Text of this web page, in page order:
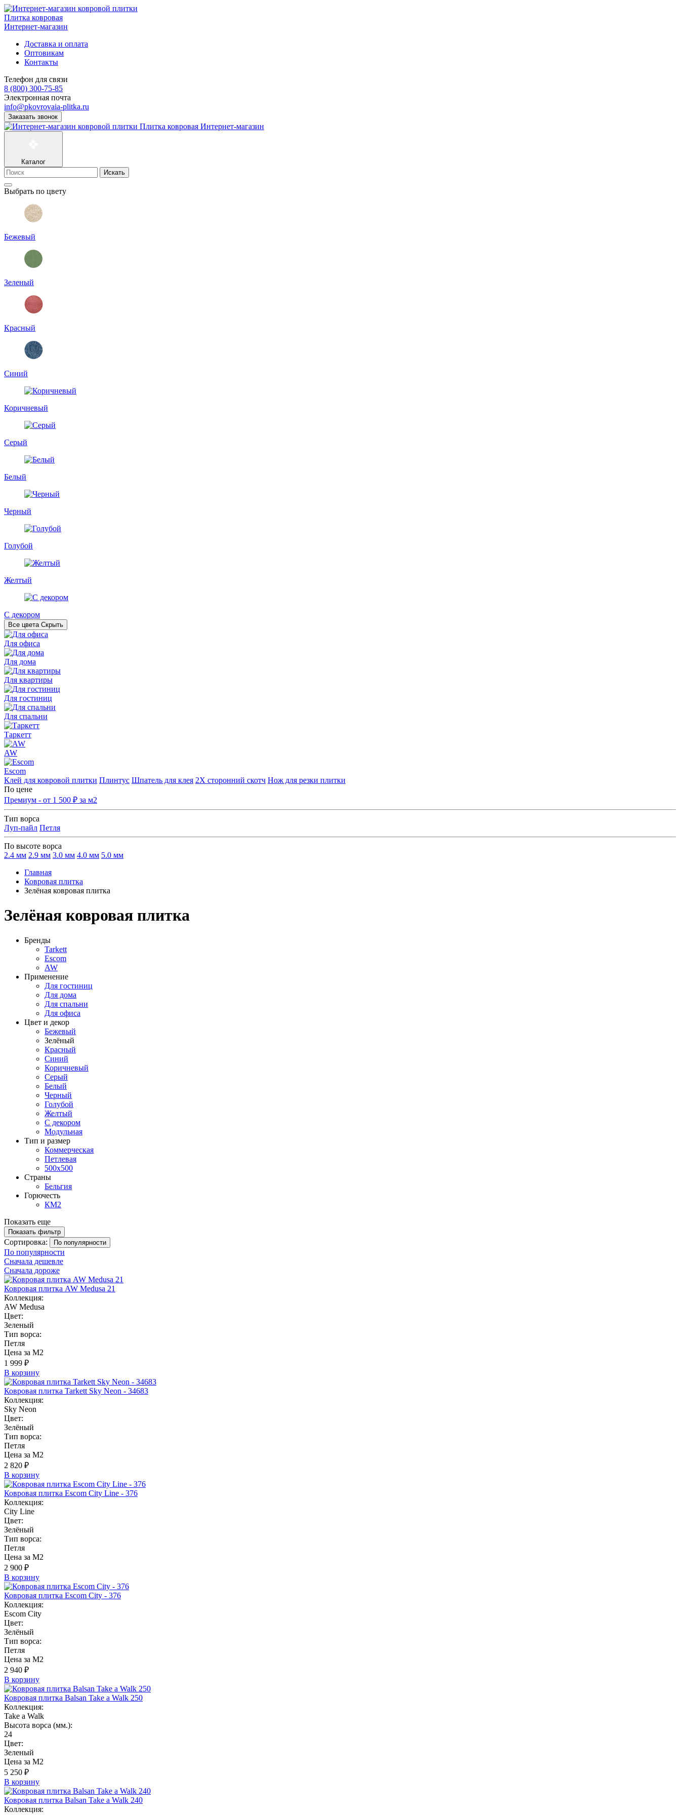
Плитка ковровая
Интернет-магазин
Доставка и оплата
Оптовикам
Контакты
Телефон для связи
8 (800) 300-75-85
Электронная почта
info@pkovrovaia-plitka.ru
Заказать звонок
Плитка ковровая Интернет-магазин
Каталог
Искать
Выбрать по цвету
Бежевый
Зеленый
Красный
Синий
Коричневый
Серый
Белый
Черный
Голубой
Желтый
С декором
Все цвета Скрыть
Для офиса
Для дома
Для квартиры
Для гостиниц
Для спальни
Таркетт
AW
Escom
Клей для ковровой плитки Плинтус Шпатель для клея 2Х сторонний скотч Нож для резки плитки
По цене
Премиум - от 1 500 ₽ за м2
Тип ворса
Луп-пайл Петля
По высоте ворса
2.4 мм 2.9 мм 3.0 мм 4.0 мм 5.0 мм
Главная
Ковровая плитка
Зелёная ковровая плитка
Зелёная ковровая плитка
Бренды
Tarkett
Escom
AW
Применение
Для гостиниц
Для дома
Для спальни
Для офиса
Цвет и декор
Бежевый
Зелёный
Красный
Синий
Коричневый
Серый
Белый
Черный
Голубой
Желтый
С декором
Модульная
Тип и размер
Коммерческая
Петлевая
500х500
Страны
Бельгия
Горючесть
КМ2
Показать еще
Показать фильтр
Сортировка: По популярности
По популярности
Сначала дешевле
Сначала дороже
Ковровая плитка AW Medusa 21
Коллекция:
AW Medusa
Цвет:
Зеленый
Тип ворса:
Петля
Цена за М2
1 999 ₽
В корзину
Ковровая плитка Tarkett Sky Neon - 34683
Коллекция:
Sky Neon
Цвет:
Зелёный
Тип ворса:
Петля
Цена за М2
2 820 ₽
В корзину
Ковровая плитка Escom City Line - 376
Коллекция:
City Line
Цвет:
Зелёный
Тип ворса:
Петля
Цена за М2
2 900 ₽
В корзину
Ковровая плитка Escom City - 376
Коллекция:
Escom City
Цвет:
Зелёный
Тип ворса:
Петля
Цена за М2
2 940 ₽
В корзину
Ковровая плитка Balsan Take a Walk 250
Коллекция:
Take a Walk
Высота ворса (мм.):
24
Цвет:
Зеленый
Цена за М2
5 250 ₽
В корзину
Ковровая плитка Balsan Take a Walk 240
Коллекция: